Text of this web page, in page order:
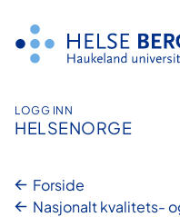
innhald
LOGG INN
HELSENORGE
Forside
Nasjonalt kvalitets-